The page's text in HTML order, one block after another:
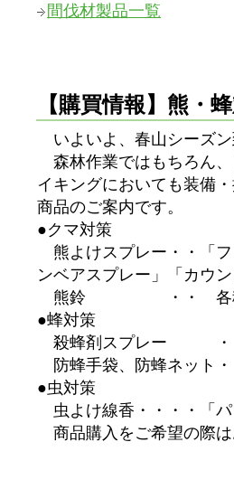
間伐材製品一覧
【購買情報】熊・
いよいよ、春山シーズン
森林作業ではもちろん
イキングにおいても装備
商品のご案内です。
●クマ対策
熊よけスプレー・・「
ンベアスプレー」「カウン
熊鈴 ・・ 各
●蜂対策
殺蜂剤スプレー ・・
防蜂手袋、防蜂ネット
●虫対策
虫よけ線香・・・・「
商品購入をご希望の際